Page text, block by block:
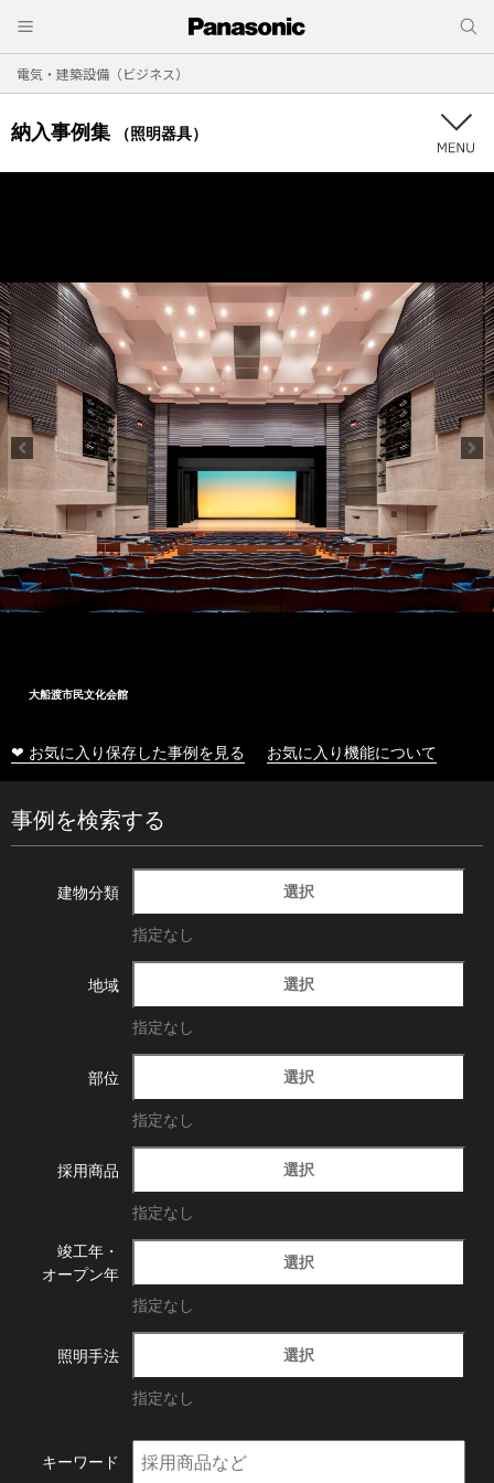
電気・建築設備（ビジネス）
納入事例集 （照明器具）
大船渡市民文化会館
❤ お気に入り保存した事例を見る お気に入り機能について
事例を検索する
建物分類 選択
指定なし
地域 選択
指定なし
部位 選択
指定なし
採用商品 選択
指定なし
竣工年・
オープン年
選択
指定なし
照明手法 選択
指定なし
キーワード